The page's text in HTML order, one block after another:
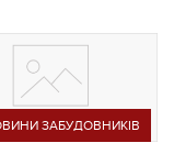
ЗАБУДОВНИКІВ